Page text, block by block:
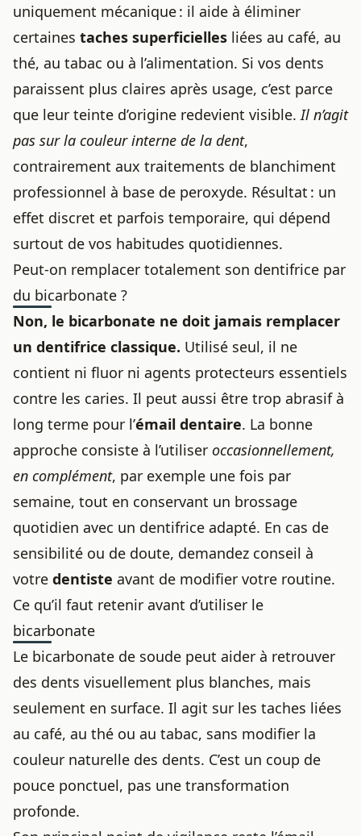
uniquement mécanique : il aide à éliminer
certaines taches superficielles liées au café, au
thé, au tabac ou à l’alimentation. Si vos dents
paraissent plus claires après usage, c’est parce
que leur teinte d’origine redevient visible. Il n’agit
pas sur la couleur interne de la dent,
contrairement aux traitements de blanchiment
professionnel à base de peroxyde. Résultat : un
effet discret et parfois temporaire, qui dépend
surtout de vos habitudes quotidiennes.
Peut-on remplacer totalement son dentifrice par
du bicarbonate ?
Non, le bicarbonate ne doit jamais remplacer
un dentifrice classique. Utilisé seul, il ne
contient ni fluor ni agents protecteurs essentiels
contre les caries. Il peut aussi être trop abrasif à
long terme pour l’émail dentaire. La bonne
approche consiste à l’utiliser occasionnellement,
en complément, par exemple une fois par
semaine, tout en conservant un brossage
quotidien avec un dentifrice adapté. En cas de
sensibilité ou de doute, demandez conseil à
votre dentiste avant de modifier votre routine.
Ce qu’il faut retenir avant d’utiliser le
bicarbonate
Le bicarbonate de soude peut aider à retrouver
des dents visuellement plus blanches, mais
seulement en surface. Il agit sur les taches liées
au café, au thé ou au tabac, sans modifier la
couleur naturelle des dents. C’est un coup de
pouce ponctuel, pas une transformation
profonde.